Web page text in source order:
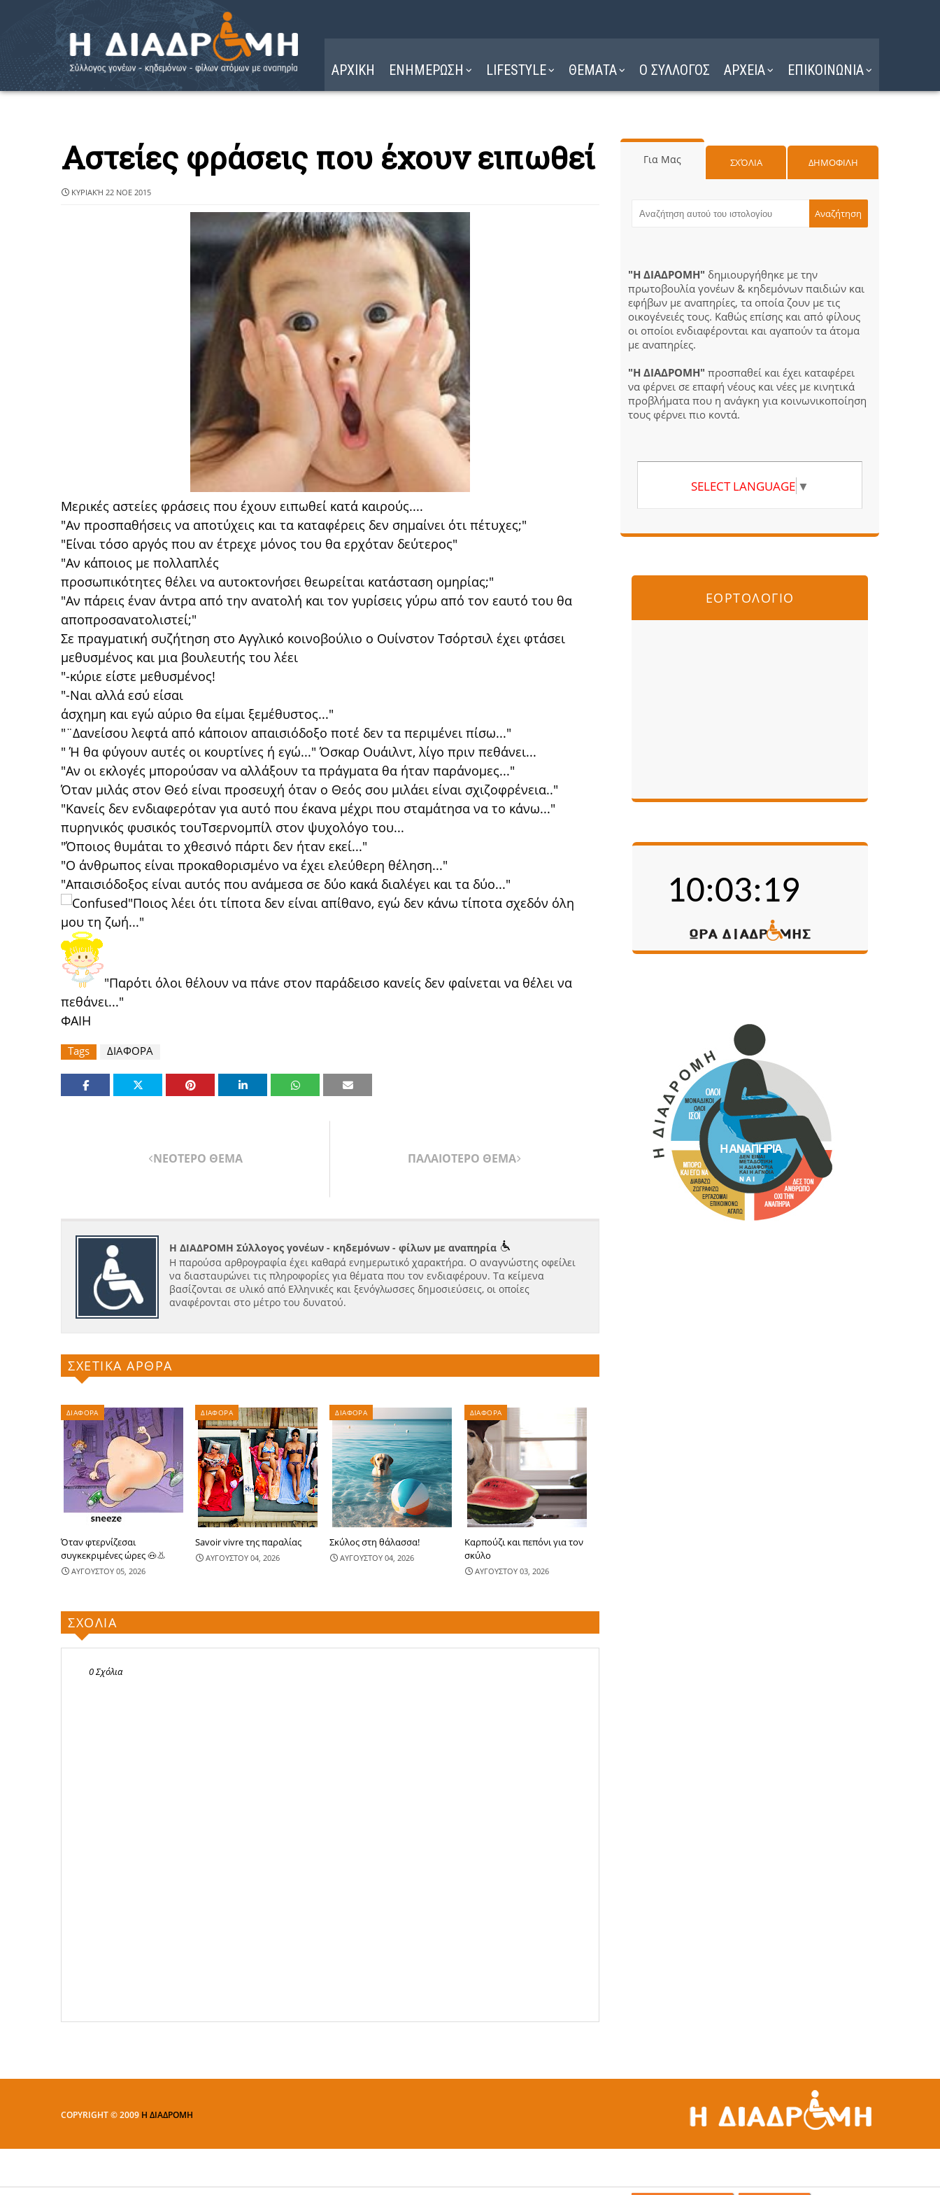
ΑΡΧΙΚΗ ΕΝΗΜΕΡΩΣΗ LIFESTYLE ΘΕΜΑΤΑ Ο ΣΥΛΛΟΓΟΣ ΑΡΧΕΙΑ ΕΠΙΚΟΙΝΩΝΙΑ
Αστείες φράσεις που έχουν ειπωθεί
ΚΥΡΙΑΚΉ 22 ΝΟΕ 2015
Μερικές αστείες φράσεις που έχουν ειπωθεί κατά καιρούς....
"Αν προσπαθήσεις να αποτύχεις και τα καταφέρεις δεν σημαίνει ότι πέτυχες;"
"Είναι τόσο αργός που αν έτρεχε μόνος του θα ερχόταν δεύτερος"
"Αν κάποιος με πολλαπλές
προσωπικότητες θέλει να αυτοκτονήσει θεωρείται κατάσταση ομηρίας;"
"Αν πάρεις έναν άντρα από την ανατολή και τον γυρίσεις γύρω από τον εαυτό του θα
αποπροσανατολιστεί;"
Σε πραγματική συζήτηση στο Αγγλικό κοινοβούλιο ο Ουίνστον Τσόρτσιλ έχει φτάσει
μεθυσμένος και μια βουλευτής του λέει
"-κύριε είστε μεθυσμένος!
"-Ναι αλλά εσύ είσαι
άσχημη και εγώ αύριο θα είμαι ξεμέθυστος..."
"¨Δανείσου λεφτά από κάποιον απαισιόδοξο ποτέ δεν τα περιμένει πίσω..."
" Ή θα φύγουν αυτές οι κουρτίνες ή εγώ..." Όσκαρ Ουάιλντ, λίγο πριν πεθάνει...
"Αν οι εκλογές μπορούσαν να αλλάξουν τα πράγματα θα ήταν παράνομες..."
Όταν μιλάς στον Θεό είναι προσευχή όταν ο Θεός σου μιλάει είναι σχιζοφρένεια.."
"Κανείς δεν ενδιαφερόταν για αυτό που έκανα μέχρι που σταμάτησα να το κάνω..."
πυρηνικός φυσικός τουΤσερνομπίλ στον ψυχολόγο του...
"Όποιος θυμάται το χθεσινό πάρτι δεν ήταν εκεί..."
"Ο άνθρωπος είναι προκαθορισμένο να έχει ελεύθερη θέληση..."
"Απαισιόδοξος είναι αυτός που ανάμεσα σε δύο κακά διαλέγει και τα δύο..."
"Ποιος λέει ότι τίποτα δεν είναι απίθανο, εγώ δεν κάνω τίποτα σχεδόν όλη
μου τη ζωή..."
"Παρότι όλοι θέλουν να πάνε στον παράδεισο κανείς δεν φαίνεται να θέλει να
πεθάνει..."
ΦΑΙΗ
Tags ΔΙΑΦΟΡΑ
ΝΕΟΤΕΡΟ ΘΕΜΑ ΠΑΛΑΙΟΤΕΡΟ ΘΕΜΑ
Η ΔΙΑΔΡΟΜΗ Σύλλογος γονέων - κηδεμόνων - φίλων με αναπηρία
Η παρούσα αρθρογραφία έχει καθαρά ενημερωτικό χαρακτήρα. Ο αναγνώστης οφείλει
να διασταυρώνει τις πληροφορίες για θέματα που τον ενδιαφέρουν. Τα κείμενα
βασίζονται σε υλικό από Ελληνικές και ξενόγλωσσες δημοσιεύσεις, οι οποίες
αναφέρονται στο μέτρο του δυνατού.
ΣΧΕΤΙΚΑ ΑΡΘΡΑ
ΔΙΑΦΟΡΑ
Όταν φτερνίζεσαι
συγκεκριμένες ώρες 🐽👃
ΑΥΓΟΥΣΤΟΥ 05, 2026
ΔΙΑΦΟΡΑ
Savoir vivre της παραλίας
ΑΥΓΟΥΣΤΟΥ 04, 2026
ΔΙΑΦΟΡΑ
Σκύλος στη θάλασσα!
ΑΥΓΟΥΣΤΟΥ 04, 2026
ΔΙΑΦΟΡΑ
Καρπούζι και πεπόνι για τον
σκύλο
ΑΥΓΟΥΣΤΟΥ 03, 2026
ΣΧΟΛΙΑ
0 Σχόλια
Για Μας ΣΧΌΛΙΑ ΔΗΜΟΦΙΛΗ
"Η ΔΙΑΔΡΟΜΗ" δημιουργήθηκε με την
πρωτοβουλία γονέων & κηδεμόνων παιδιών και
εφήβων με αναπηρίες, τα οποία ζουν με τις
οικογένειές τους. Καθώς επίσης και από φίλους
οι οποίοι ενδιαφέρονται και αγαπούν τα άτομα
με αναπηρίες.
"Η ΔΙΑΔΡΟΜΗ" προσπαθεί και έχει καταφέρει
να φέρνει σε επαφή νέους και νέες με κινητικά
προβλήματα που η ανάγκη για κοινωνικοποίηση
τους φέρνει πιο κοντά.
SELECT LANGUAGE ▼
ΕΟΡΤΟΛΟΓΙΟ
COPYRIGHT © 2009 Η ΔΙΑΔΡΟΜΗ